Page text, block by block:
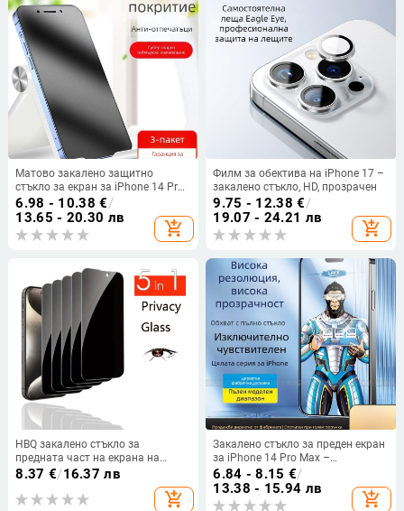
Матово закалено защитно
стъкло за екран за iPhone 14 Pro,
14 Pro Max, 12 Mini и iPhone X със
защита на очите при зелена
светлина
6.98 - 10.38 €/
13.65 - 20.30 лв
add_shopping_cart
Филм за обектива на iPhone 17 –
закалено стъкло, HD, прозрачен
9.75 - 12.38 €/
19.07 - 24.21 лв
add_shopping_cart
HBQ закалено стъкло за
предната част на екрана на
iPhone 12–14 серия — защита на
личното пространство, пълно
покритие, анти-отпечатъци,
8.37 €/16.37 лв
add_shopping_cart
Закалено стъкло за преден екран
за iPhone 14 Pro Max –
поверителност, пълно покритие,
HD яснота, антиотпечатъци
6.84 - 8.15 €/
13.38 - 15.94 лв
add_shopping_cart